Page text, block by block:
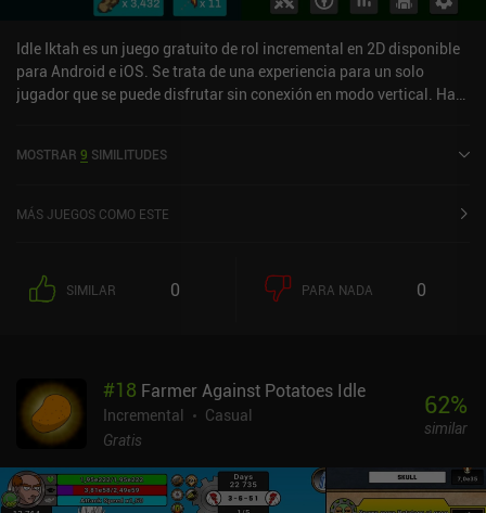
Idle Iktah es un juego gratuito de rol incremental en 2D disponible
para Android e iOS. Se trata de una experiencia para un solo
jugador que se puede disfrutar sin conexión en modo vertical. Ha
actualmente una puntuación de 4,6 sobre 5,0 en Google Play y de
MOSTRAR 9 SIMILITUDES
MÁS JUEGOS COMO ESTE
SIMILAR 0 PARA NADA 0
#18 Farmer Against Potatoes Idle
Incremental
Casual
Gratis
62%
similar